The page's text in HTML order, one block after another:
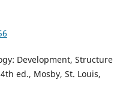
Development, Structure
ed., Mosby, St. Louis,